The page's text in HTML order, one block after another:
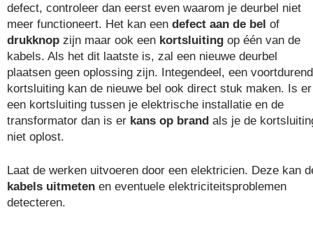
defect, controleer dan eerst even waarom je deurbel niet
meer functioneert. Het kan een defect aan de bel of
drukknop zijn maar ook een kortsluiting op één van de
kabels. Als het dit laatste is, zal een nieuwe deurbel
plaatsen geen oplossing zijn. Integendeel, een
kortsluiting kan de nieuwe bel ook direct stuk maken. Is er
een kortsluiting tussen je elektrische installatie en de
transformator dan is er kans op brand als je de
niet oplost.
Laat de werken uitvoeren door een elektricien. Deze kan
kabels uitmeten en eventuele elektriciteitsproblemen
detecteren.